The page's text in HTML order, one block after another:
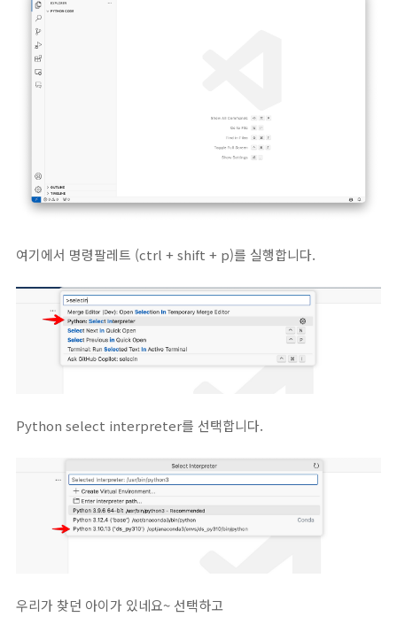
여기에서 명령팔레트 (ctrl + shift + p)를 실행합니다.
Python select interpreter를 선택합니다.
우리가 찾던 아이가 있네요~ 선택하고